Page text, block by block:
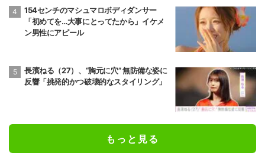
154センチのマシュマロボディダンサー
「初めてを…大事にとってたから」イケメ
ン男性にアピール
長濱ねる（27）、“胸元に穴” 無防備な姿に
反響「挑発的かつ破壊的なスタイリング」
もっと見る